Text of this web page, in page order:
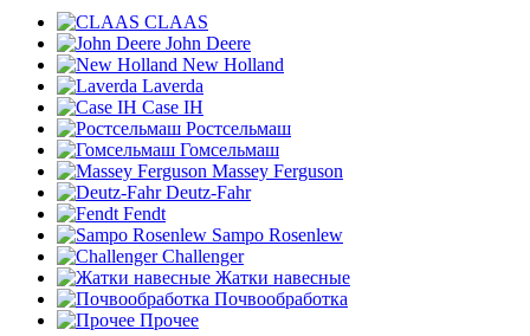
CLAAS
John Deere
New Holland
Laverda
Case IH
Ростсельмаш
Гомсельмаш
Massey Ferguson
Deutz-Fahr
Fendt
Sampo Rosenlew
Challenger
Жатки навесные
Почвообработка
Прочее